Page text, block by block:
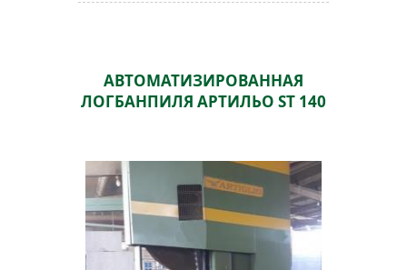
АВТОМАТИЗИРОВАННАЯ
ЛОГБАНПИЛЯ АРТИЛЬО ST 140